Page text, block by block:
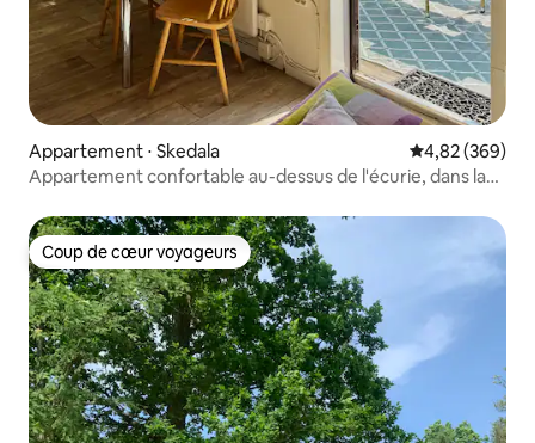
Appartement ⋅ Skedala Évaluation
4,82 (369)
Appartement confortable au-dessus de l'écurie, dans la
Coup de cœur voyageurs
Coup de cœur voyageurs